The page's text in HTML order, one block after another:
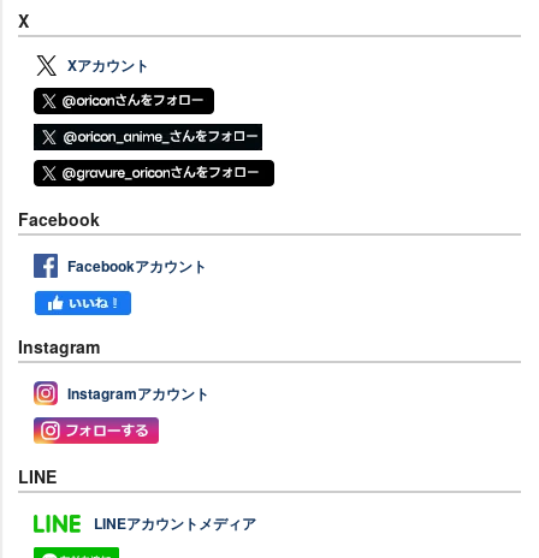
X
Xアカウント
Facebook
Facebookアカウント
Instagram
Instagramアカウント
LINE
LINEアカウントメディア